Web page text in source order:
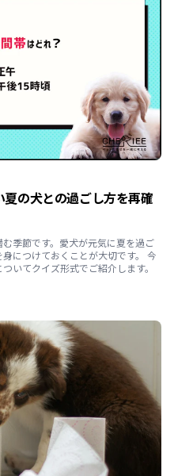
夏の犬との過ごし方を再確
季節です。愛犬が元気に夏を過ご
につけておくことが大切です。 今
いてクイズ形式でご紹介します。